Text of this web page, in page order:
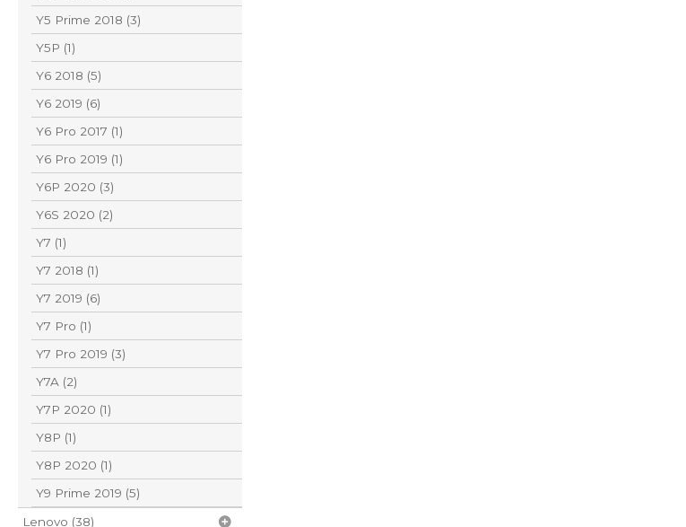
Y5 Prime 2018 (3)
Y5P (1)
Y6 2018 (5)
Y6 2019 (6)
Y6 Pro 2017 (1)
Y6 Pro 2019 (1)
Y6P 2020 (3)
Y6S 2020 (2)
Y7 (1)
Y7 2018 (1)
Y7 2019 (6)
Y7 Pro (1)
Y7 Pro 2019 (3)
Y7A (2)
Y7P 2020 (1)
Y8P (1)
Y8P 2020 (1)
Y9 Prime 2019 (5)
Lenovo (38)